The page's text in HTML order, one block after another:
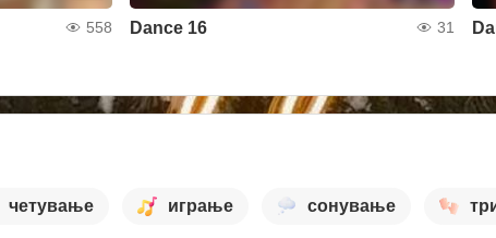
558 Dance 16 31
четување играње сонување